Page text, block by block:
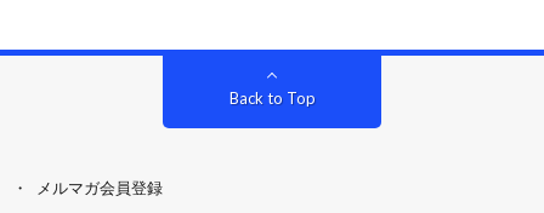
Back to Top
メルマガ会員登録